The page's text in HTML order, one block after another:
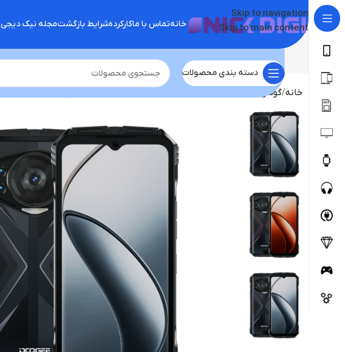
Skip to navigation
Skip to main content
خانهتماس با ماکارکردهشرایط بازگشتمجله نیک دیجی
دسته بندی محصولات
خانه گوشی موبایل